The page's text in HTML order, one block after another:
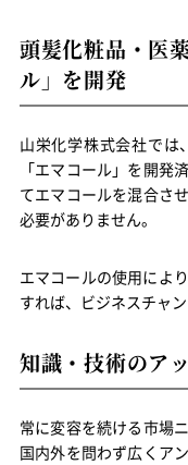
頭髪化粧品・医
ル」を開発
山栄化学株式会社では
「エマコール」を開発
てエマコールを混合さ
必要がありません。
エマコールの使用によ
すれば、ビジネスチャ
知識・技術のア
常に変容を続ける市場
国内外を問わず広くア